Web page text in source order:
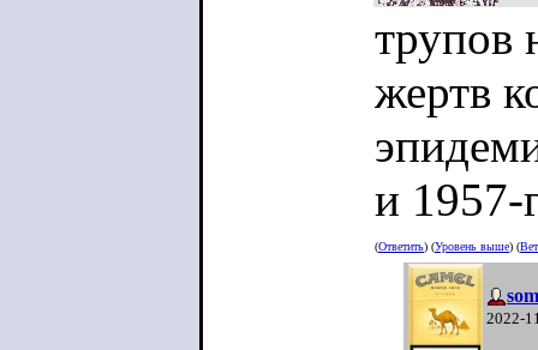
трупов
жертв
и 1957-
(Ответить) (Уровень выше) (
2022-